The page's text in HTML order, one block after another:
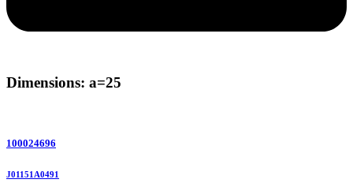
Dimensions: a=25
100024696
J01151A0491